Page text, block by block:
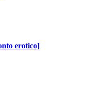
erotico]